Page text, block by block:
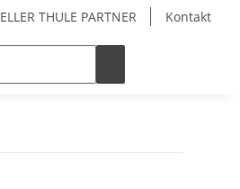
THULE PARTNER Kontakt